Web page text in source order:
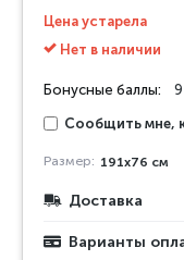
Цена устарела
Нет в наличии
Бонусные баллы:
Сообщить мне,
Размер: 191x76 см
Доставка
Варианты